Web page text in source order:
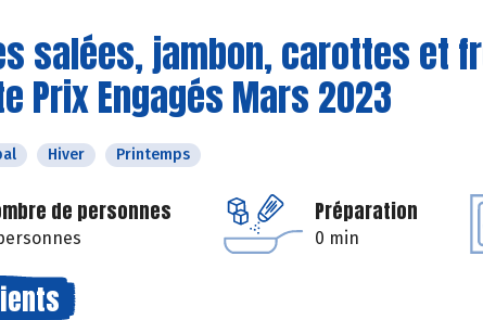
salées, jambon, carottes et
Prix Engagés Mars 2023
Hiver Printemps
de personnes Préparation
0 min